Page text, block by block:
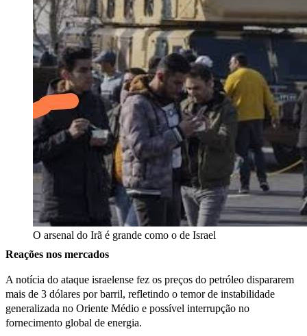
O arsenal do Irã é grande como o de Israel
Reações nos mercados
A notícia do ataque israelense fez os preços do petróleo dispararem
mais de 3 dólares por barril, refletindo o temor de instabilidade
generalizada no Oriente Médio e possível interrupção no
fornecimento global de energia.